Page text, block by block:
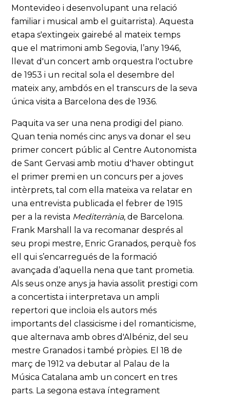
Montevideo i desenvolupant una relació
familiar i musical amb el guitarrista). Aquesta
etapa s'extingeix gairebé al mateix temps
que el matrimoni amb Segovia, l’any 1946,
llevat d'un concert amb orquestra l'octubre
de 1953 i un recital sola el desembre del
mateix any, ambdós en el transcurs de la seva
única visita a Barcelona des de 1936.
Paquita va ser una nena prodigi del piano.
Quan tenia només cinc anys va donar el seu
primer concert públic al Centre Autonomista
de Sant Gervasi amb motiu d'haver obtingut
el primer premi en un concurs per a joves
intèrprets, tal com ella mateixa va relatar en
una entrevista publicada el febrer de 1915
per a la revista Mediterrània, de Barcelona.
Frank Marshall la va recomanar després al
seu propi mestre, Enric Granados, perquè fos
ell qui s’encarregués de la formació
avançada d’aquella nena que tant prometia.
Als seus onze anys ja havia assolit prestigi com
a concertista i interpretava un ampli
repertori que incloïa els autors més
importants del classicisme i del romanticisme,
que alternava amb obres d'Albéniz, del seu
mestre Granados i també pròpies. El 18 de
març de 1912 va debutar al Palau de la
Música Catalana amb un concert en tres
parts. La segona estava íntegrament